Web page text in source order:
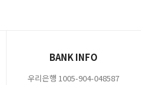
BANK INFO
우리은행 1005-904-048587